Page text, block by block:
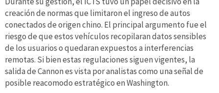
creación de normas que limitaron el ingreso de autos
conectados de origen chino. El principal argumento fue el
riesgo de que estos vehículos recopilaran datos sensibles
de los usuarios o quedaran expuestos a interferencias
remotas. Si bien estas regulaciones siguen vigentes, la
salida de Cannon es vista por analistas como una señal de
posible reacomodo estratégico en Washington.